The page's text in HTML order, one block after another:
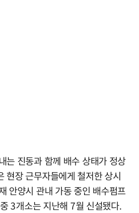
는 진동과 함께 배수 상태가 정상
현장 근무자들에게 철저한 상시
안양시 관내 가동 중인 배수펌프
3개소는 지난해 7월 신설됐다.